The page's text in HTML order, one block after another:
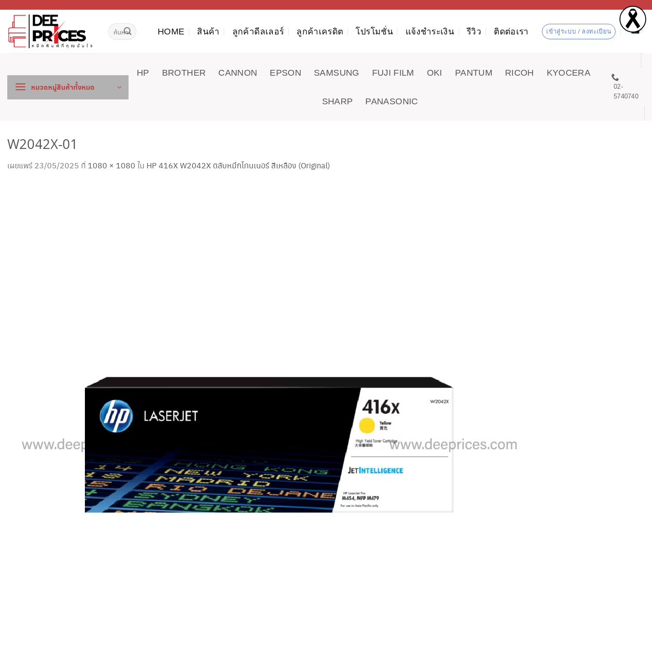
เนื้อหา
ค้นหา: HOME สินค้า ลูกค้าดีลเลอร์ ลูกค้าเครดิต โปรโมชั่น แจ้งชำระเงิน รีวิว ติดต่อเรา เข้าสู่ระบบ / ลงทะเบียน
หมวดหมู่สินค้าทั้งหมด
HP BROTHER CANNON EPSON SAMSUNG FUJI FILM OKI PANTUM RICOH KYOCERA
SHARP PANASONIC
02-
5740740
W2042X-01
เผยแพร่ 23/05/2025 ที่ 1080 × 1080 ใน HP 416X W2042X ตลับหมึกโทนเนอร์ สีเหลือง (Original)